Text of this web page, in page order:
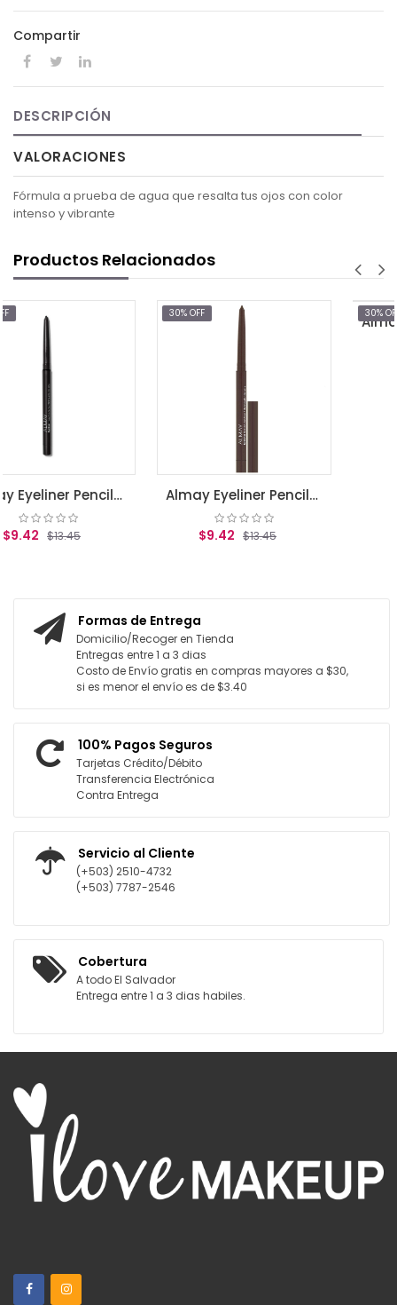
Compartir
DESCRIPCIÓN
VALORACIONES
Fórmula a prueba de agua que resalta tus ojos con color
intenso y vibrante
Productos Relacionados
Almay Eyeliner Pencil-BLACK (205) Almay Eyeliner Pencil-BROWN (207)
Formas de Entrega
Domicilio/Recoger en Tienda
Entregas entre 1 a 3 dias
Costo de Envío gratis en compras mayores a $30,
si es menor el envío es de $3.40
100% Pagos Seguros
Tarjetas Crédito/Débito
Transferencia Electrónica
Contra Entrega
Servicio al Cliente
(+503) 2510-4732
(+503) 7787-2546
Cobertura
A todo El Salvador
Entrega entre 1 a 3 dias habiles.